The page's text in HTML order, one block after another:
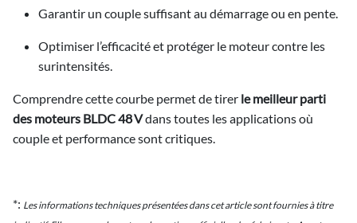
Garantir un couple suffisant au démarrage ou en pente.
Optimiser l’efficacité et protéger le moteur contre les
surintensités.
Comprendre cette courbe permet de tirer le meilleur parti
des moteurs BLDC 48 Vdans toutes les applications où
couple et performance sont critiques.
*: Les informations techniques présentées dans cet article sont fournies à titre